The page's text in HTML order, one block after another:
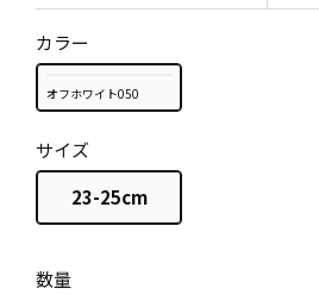
カラー
オフホワイト050
サイズ
23-25cm
数量